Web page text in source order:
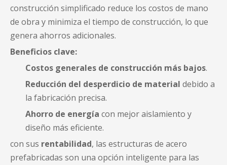
construcción simplificado reduce los costos de mano
de obra y minimiza el tiempo de construcción, lo que
genera ahorros adicionales.
Beneficios clave:
Costos generales de construcción más bajos.
Reducción del desperdicio de material debido a
la fabricación precisa.
Ahorro de energía con mejor aislamiento y
diseño más eficiente.
con sus rentabilidad, las estructuras de acero
prefabricadas son una opción inteligente para las